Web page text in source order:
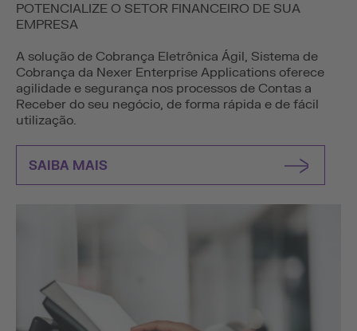
POTENCIALIZE O SETOR FINANCEIRO DE SUA
EMPRESA
A solução de Cobrança Eletrônica Ágil, Sistema de
Cobrança da Nexer Enterprise Applications oferece
agilidade e segurança nos processos de Contas a
Receber do seu negócio, de forma rápida e de fácil
utilização.
SAIBA MAIS